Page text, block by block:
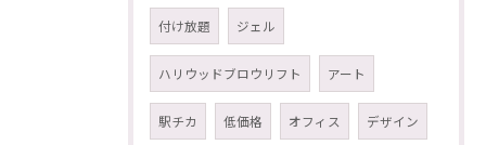
付け放題 ジェル
ハリウッドブロウリフト アート
駅チカ 低価格 オフィス デザイン